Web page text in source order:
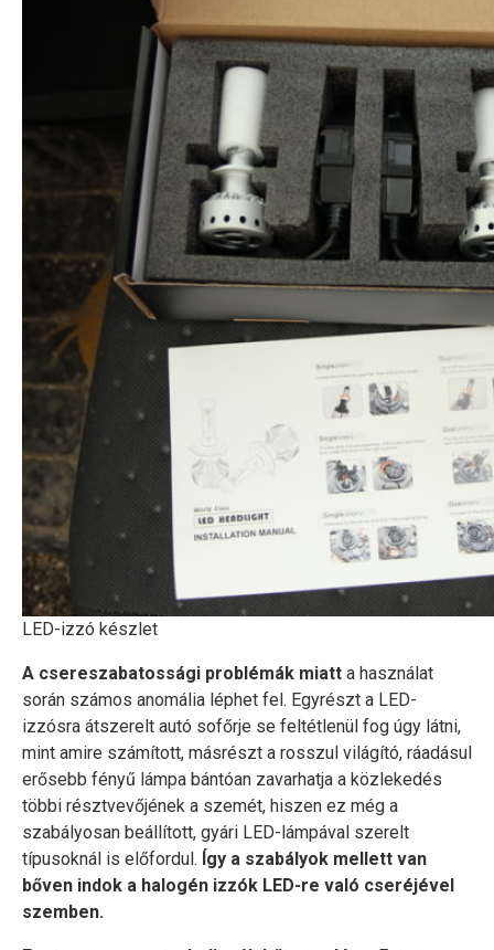
LED-izzó készlet
A csereszabatossági problémák miatt a használat
során számos anomália léphet fel. Egyrészt a LED-
izzósra átszerelt autó sofőrje se feltétlenül fog úgy látni,
mint amire számított, másrészt a rosszul világító, ráadásul
erősebb fényű lámpa bántóan zavarhatja a közlekedés
többi résztvevőjének a szemét, hiszen ez még a
szabályosan beállított, gyári LED-lámpával szerelt
típusoknál is előfordul. Így a szabályok mellett van
bőven indok a halogén izzók LED-re való cseréjével
szemben.